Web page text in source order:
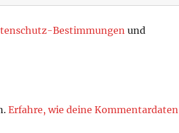
Bestimmungenund
Erfahre, wie deine Kommentardaten